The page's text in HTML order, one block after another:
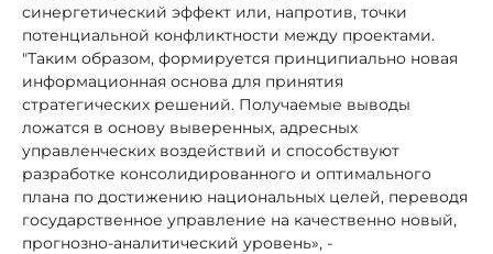
синергетический эффект или, напротив, точки
потенциальной конфликтности между проектами.
"Таким образом, формируется принципиально новая
информационная основа для принятия
стратегических решений. Получаемые выводы
ложатся в основу выверенных, адресных
управленческих воздействий и способствуют
разработке консолидированного и оптимального
плана по достижению национальных целей, переводя
государственное управление на качественно новый,
прогнозно-аналитический уровень», -